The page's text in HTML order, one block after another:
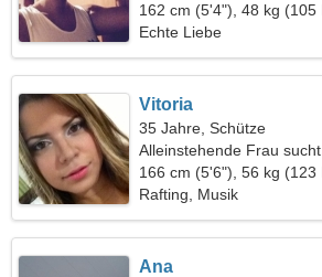
Beziehung
162 cm (5'4"), 48 kg (105
Echte Liebe
Vitoria
35 Jahre, Schütze
Alleinstehende Frau
166 cm (5'6"), 56 kg (123
Rafting, Musik
Ana